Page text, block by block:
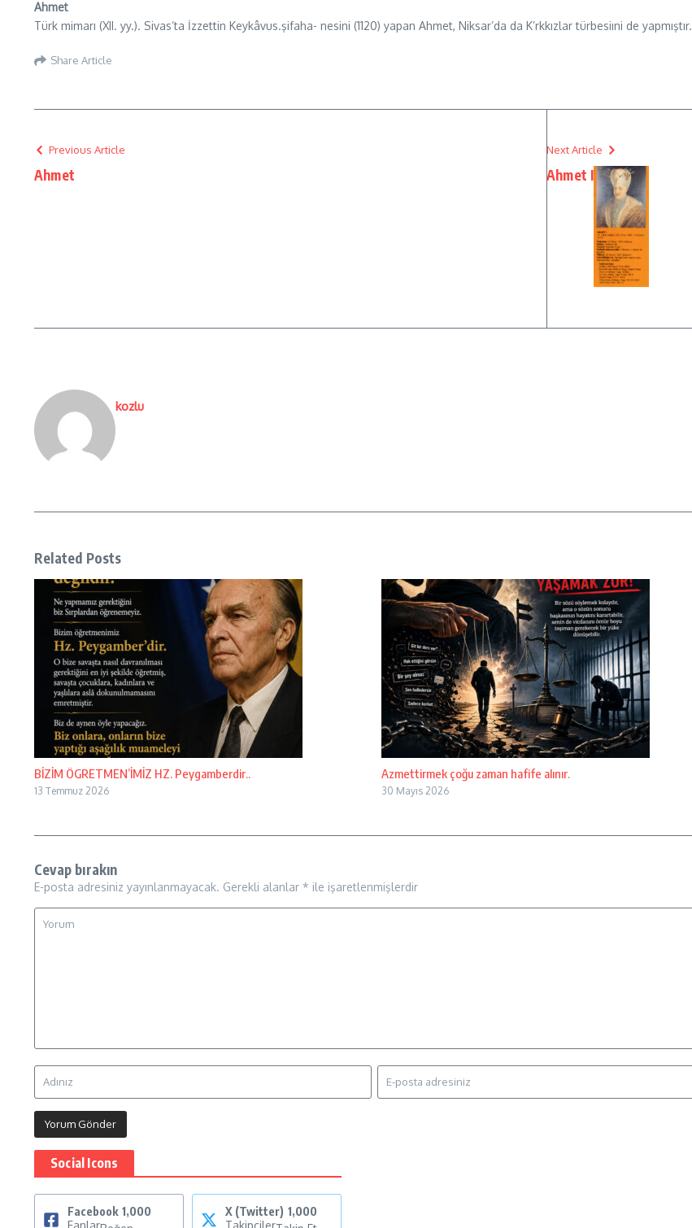
Ahmet
Türk mimarı (XII. yy.). Sivas’ta İzzettin Keykâvus.şifaha- nesini (1120) yapan Ahmet, Niksar’da da K’rkkızlar türbesiıni de yapmıştır.
Share Article
Previous Article
Ahmet
Next Article
Ahmet I
kozlu
Related Posts
BİZİM ÖGRETMEN’İMİZ HZ. Peygamberdir..
13 Temmuz 2026
Azmettirmek çoğu zaman hafife alınır.
30 Mayıs 2026
Cevap bırakın
E-posta adresiniz yayınlanmayacak. Gerekli alanlar * ile işaretlenmişlerdir
Social Icons
Facebook 1,000
X (Twitter) 1,000